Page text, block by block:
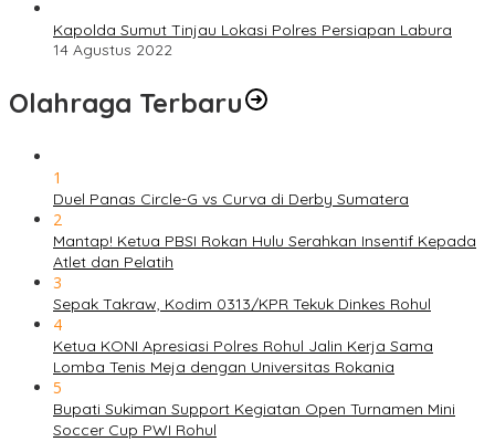
Kapolda Sumut Tinjau Lokasi Polres Persiapan Labura
14 Agustus 2022
Olahraga Terbaru
1
Duel Panas Circle-G vs Curva di Derby Sumatera
2
Mantap! Ketua PBSI Rokan Hulu Serahkan Insentif Kepada
Atlet dan Pelatih
3
Sepak Takraw, Kodim 0313/KPR Tekuk Dinkes Rohul
4
Ketua KONI Apresiasi Polres Rohul Jalin Kerja Sama
Lomba Tenis Meja dengan Universitas Rokania
5
Bupati Sukiman Support Kegiatan Open Turnamen Mini
Soccer Cup PWI Rohul